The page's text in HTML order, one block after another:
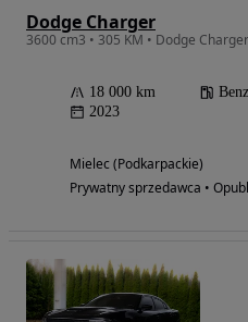
Dodge Charger
3600 cm3 • 305 KM • Dodge
18 000 km
2023
Mielec (Podkarpackie)
Prywatny sprzedawca •